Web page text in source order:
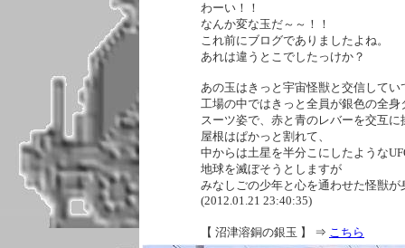
わーい！！
なんか変な玉だ～～！！
これ前にブログでありましたよね。
あれは違うとこでしたっけか？
あの玉はきっと宇宙怪獣と交信してい
工場の中ではきっと全員が銀色の全身
スーツ姿で、赤と青のレバーを交互
屋根はぱかっと割れて、
中からは土星を半分こにしたような
地球を滅ぼそうとしますが
みなしごの少年と心を通わせた怪獣
(2012.01.21 23:40:35)
【 沼津溶銅の銀玉 】 ⇒ こちら